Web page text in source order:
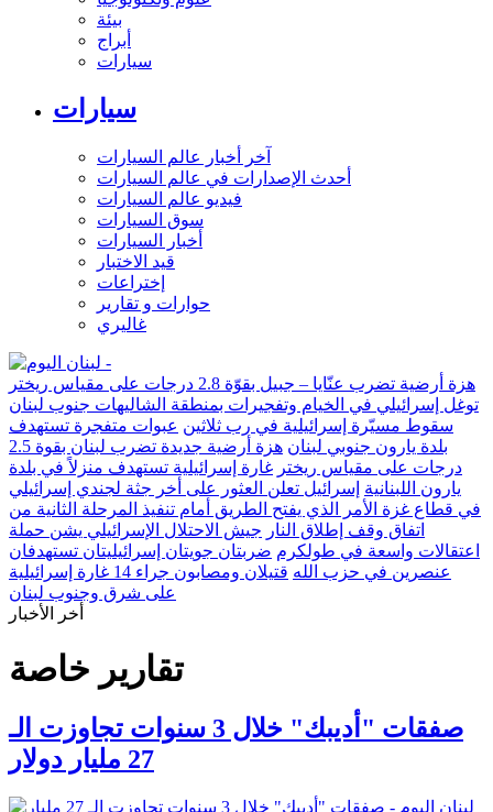
بيئة
أبراج
سيارات
سيارات
آخر أخبار عالم السيارات
أحدث الإصدارات في عالم السيارات
فيديو عالم السيارات
سوق السيارات
أخبار السيارات
قيد الاختبار
إختراعات
حوارات و تقارير
غاليري
هزة أرضية تضرب عنّايا – جبيل بقوّة 2.8 درجات على مقياس ريختر
توغل إسرائيلي في الخيام وتفجيرات بمنطقة الشاليهات جنوب لبنان
سقوط مسيّرة إسرائيلية في رب ثلاثين عبوات متفجرة تستهدف
بلدة يارون جنوبي لبنان
هزة أرضية جديدة تضرب لبنان بقوة 2.5
درجات على مقياس ريختر غارة إسرائيلية تستهدف منزلاً في بلدة
يارون اللبنانية إسرائيل تعلن العثور على أخر جثة لجندي إسرائيلي
في قطاع غزة الأمر الذي يفتح الطريق أمام تنفيذ المرحلة الثانية من
اتفاق وقف إطلاق النار جيش الاحتلال الإسرائيلي يشن حملة
اعتقالات واسعة في طولكرم ضربتان جويتان إسرائيليتان تستهدفان
عنصرين في حزب الله
قتيلان ومصابون جراء 14 غارة إسرائيلية
على شرق وجنوب لبنان
أخر الأخبار
تقارير خاصة
صفقات "أديبك" خلال 3 سنوات تجاوزت الـ
27 مليار دولار